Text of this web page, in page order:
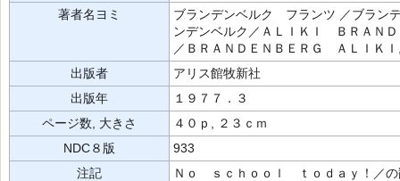
著者名ヨミ
ブランデンベルク フランツ ／ブラ
ンデンベルク／ＡＬＩＫＩ ＢＲＡＮ
／ＢＲＡＮＤＥＮＢＥＲＧ ＡＬＩＫ
出版者
アリス館牧新社
出版年
１９７７．３
ページ数, 大きさ
４０ｐ, ２３ｃｍ
NDC８版
933
注記
Ｎｏ ｓｃｈｏｏｌ ｔｏｄａｙ！／の